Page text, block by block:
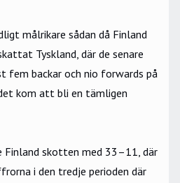
målrikare sådan då Finland
Tyskland, där de senare
fem backar och nio forwards på
kom att bli en tämligen
Finland skotten med 33–11, där
i den tredje perioden där